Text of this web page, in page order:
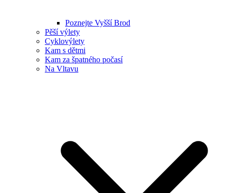
Poznejte Vyšší Brod
Pěší výlety
Cyklovýlety
Kam s dětmi
Kam za špatného počasí
Na Vltavu